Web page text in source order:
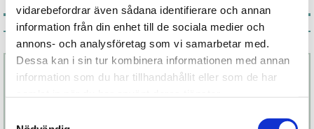
vidarebefordrar även sådana identifierare och annan
information från din enhet till de sociala medier och
annons- och analysföretag som vi samarbetar med.
Dessa kan i sin tur kombinera informationen med annan
information som du har tillhandahållit eller som de har
Associerade produkter